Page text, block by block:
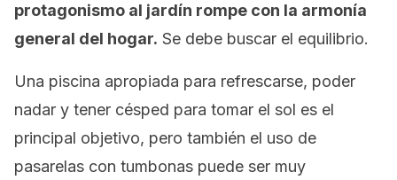
protagonismo al jardín rompe con la armonía
general del hogar. Se debe buscar el equilibrio.
Una piscina apropiada para refrescarse, poder
nadar y tener césped para tomar el sol es el
principal objetivo, pero también el uso de
pasarelas con tumbonas puede ser muy